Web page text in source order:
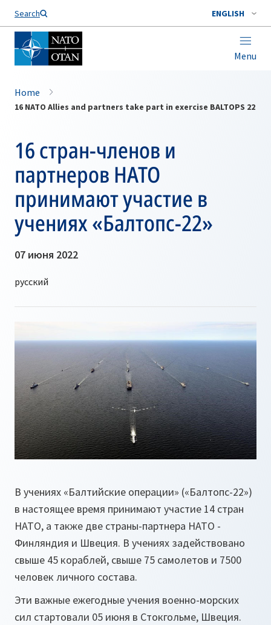
Search ENGLISH
Menu
Home
16 NATO Allies and partners take part in exercise BALTOPS 22
16 стран-членов и
партнеров НАТО
принимают участие в
учениях «Балтопс-22»
07 июня 2022
В учениях «Балтийские операции» («Балтопс-22»)
в настоящее время принимают участие 14 стран
НАТО, а также две страны-партнера НАТО -
Финляндия и Швеция. В учениях задействовано
свыше 45 кораблей, свыше 75 самолетов и 7500
человек личного состава.
Эти важные ежегодные учения военно-морских
сил стартовали 05 июня в Стокгольме, Швеция.